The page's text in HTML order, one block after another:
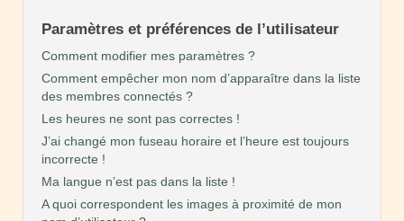
Paramètres et préférences de l’utilisateur
Comment modifier mes paramètres ?
Comment empêcher mon nom d’apparaître dans la liste
des membres connectés ?
Les heures ne sont pas correctes !
J’ai changé mon fuseau horaire et l’heure est toujours
incorrecte !
Ma langue n’est pas dans la liste !
A quoi correspondent les images à proximité de mon